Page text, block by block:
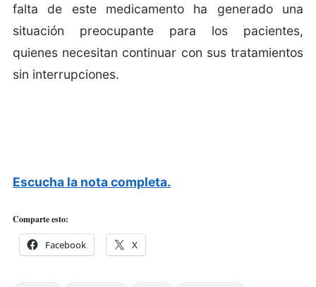
falta de este medicamento ha generado una
situación preocupante para los pacientes,
quienes necesitan continuar con sus tratamientos
sin interrupciones.
Escucha la nota completa.
Comparte esto:
Facebook X